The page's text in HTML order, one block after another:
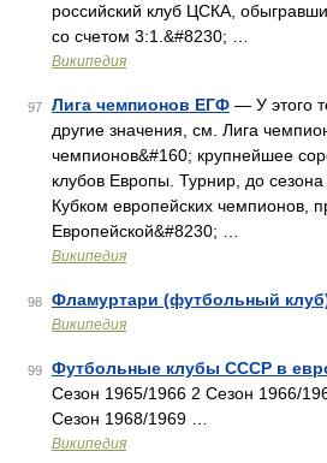
российский клуб ЦСКА,
со счетом 3:1.&#8230; …
Википедия
97 Лига чемпионов ЕГФ — У этого
другие значения, см. Лига
чемпионов&#160; крупнейшее
клубов Европы. Турнир, до
Кубком европейских чемпионов,
Европейской&#8230; …
Википедия
98 Фламуртари (футбольный
Википедия
99 Футбольные клубы СССР в
Сезон 1965/1966 2 Сезон 1966/
Сезон 1968/1969 …
Википедия